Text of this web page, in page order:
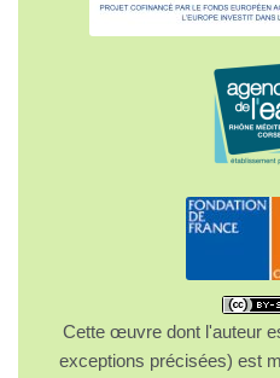
Cette œuvre dont l'auteur
exceptions précisées) est